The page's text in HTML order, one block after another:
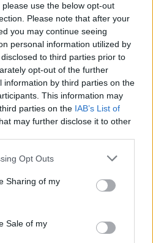
use the below opt-out
Please note that after your
you may continue seeing
personal information utilized by
to third parties prior to
opt-out of the further
information by third parties on the
This information may
parties on the IAB’s List of
may further disclose it to other
app uses one or more Google
behaviour. You may click to
and its third-party tags to
purposes in below Google
Opt Outs
Sharing of my
Sale of my
ami utalhat
nő korábbi
életére
7. horoszkóp:
barátnőmre